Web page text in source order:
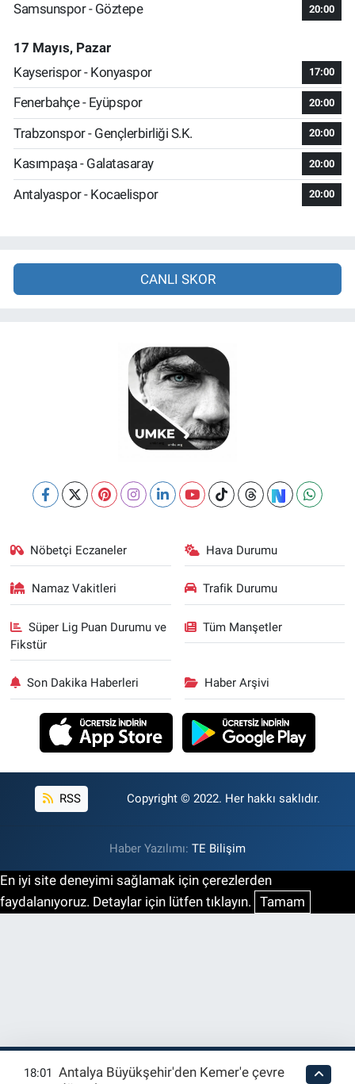
Samsunspor - Göztepe 20:00
17 Mayıs, Pazar
Kayserispor - Konyaspor
17:00
Fenerbahçe - Eyüpspor 20:00
Trabzonspor - Gençlerbirliği S.K. 20:00
Kasımpaşa - Galatasaray 20:00
Antalyaspor - Kocaelispor 20:00
CANLI SKOR
Nöbetçi Eczaneler Hava Durumu
Namaz Vakitleri Trafik Durumu
Süper Lig Puan Durumu ve
Fikstür
Tüm Manşetler
Son Dakika Haberleri Haber Arşivi
RSS Copyright © 2022. Her hakkı saklıdır.
Haber Yazılımı: TE Bilişim
En iyi site deneyimi sağlamak için çerezlerden
faydalanıyoruz. Detaylar için lütfen tıklayın. Tamam
18:01 Antalya Büyükşehir'den Kemer'e çevre